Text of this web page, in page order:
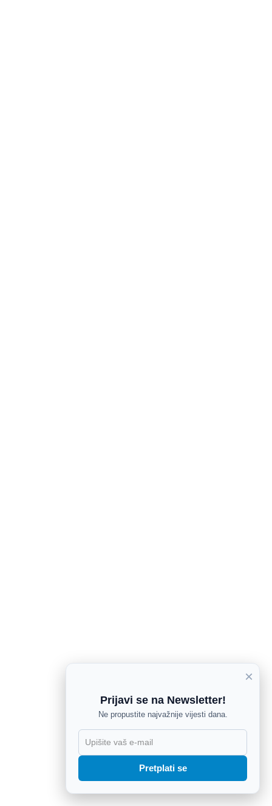
×
Prijavi se na Newsletter!
Ne propustite najvažnije vijesti dana.
Pretplati se